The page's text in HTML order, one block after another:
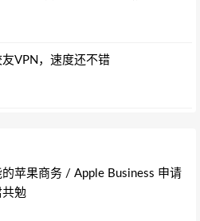
VPN，速度还不错
苹果商务 / Apple Business 申请
共勉